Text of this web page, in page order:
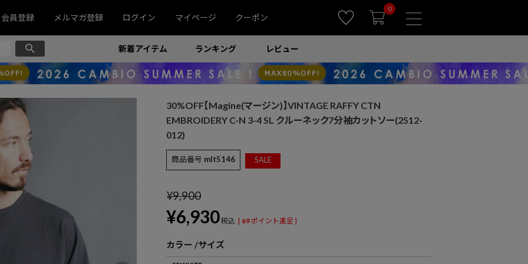
会員登録 メルマガ登録 ログイン マイページ クーポン
0
新着アイテム ランキング レビュー
30%OFF【Magine(マージン)】VINTAGE RAFFY CTN
EMBROIDERY C-N 3-4 SL クルーネック7分袖カットソー(2512-
012)
商品番号 mlt5146 SALE
¥9,900
¥6,930税込 [ 69ポイント進呈 ]
カラー サイズ